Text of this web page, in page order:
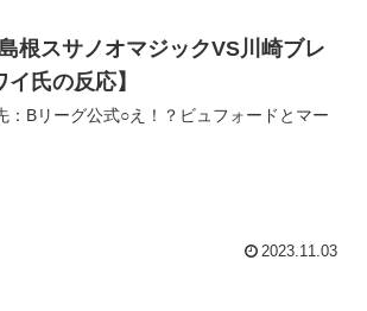
根スサノオマジックVS川崎ブレ
氏の反応】
：Bリーグ公式○え！？ビュフォードとマー
2023.11.03